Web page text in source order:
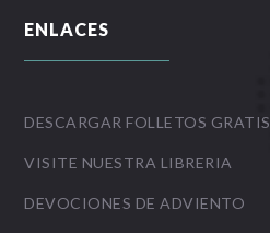
ENLACES
DESCARGAR FOLLETOS GRATIS
VISITE NUESTRA LIBRERIA
DEVOCIONES DE ADVIENTO